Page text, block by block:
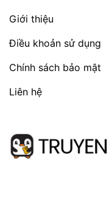
Giới thiệu
Điều khoản sử dụng
Chính sách bảo mật
Liên hệ